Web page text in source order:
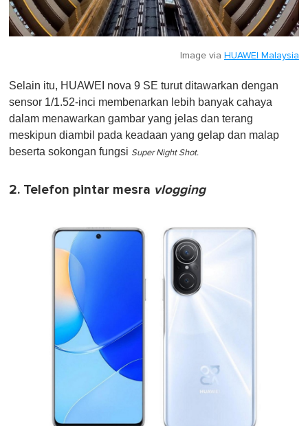
Image via HUAWEI Malaysia
Selain itu, HUAWEI nova 9 SE turut ditawarkan dengan
sensor 1/1.52-inci membenarkan lebih banyak cahaya
dalam menawarkan gambar yang jelas dan terang
meskipun diambil pada keadaan yang gelap dan malap
beserta sokongan fungsi Super Night Shot.
2. Telefon pintar mesra vlogging